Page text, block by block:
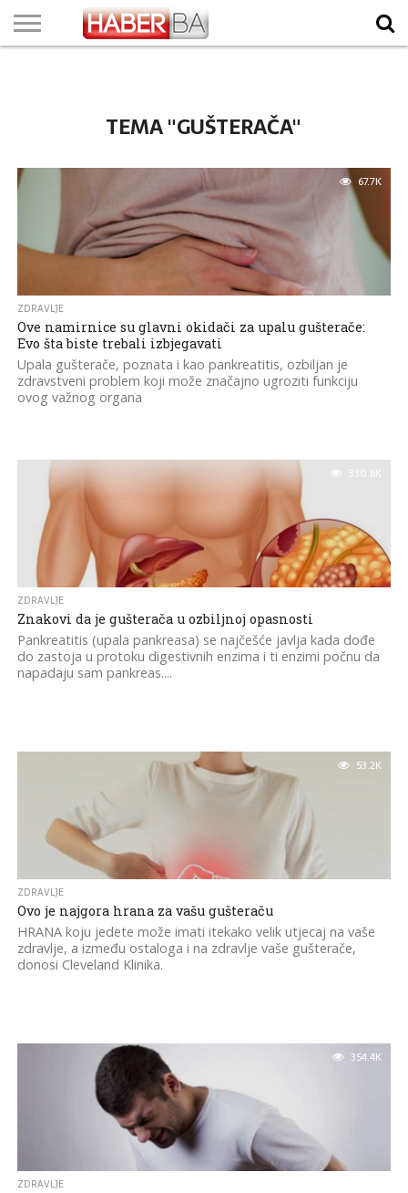
TEMA "GUŠTERAČA"
67.7K
ZDRAVLJE
Ove namirnice su glavni okidači za upalu gušterače:
Evo šta biste trebali izbjegavati
Upala gušterače, poznata i kao pankreatitis, ozbiljan je
zdravstveni problem koji može značajno ugroziti funkciju
ovog važnog organa
330.6K
ZDRAVLJE
Znakovi da je gušterača u ozbiljnoj opasnosti
Pankreatitis (upala pankreasa) se najčešće javlja kada dođe
do zastoja u protoku digestivnih enzima i ti enzimi počnu da
napadaju sam pankreas....
53.2K
ZDRAVLJE
Ovo je najgora hrana za vašu gušteraču
HRANA koju jedete može imati itekako velik utjecaj na vaše
zdravlje, a između ostaloga i na zdravlje vaše gušterače,
donosi Cleveland Klinika.
354.4K
ZDRAVLJE